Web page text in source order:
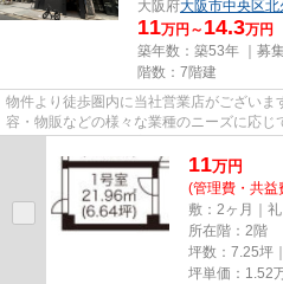
大阪府大阪市中央区北
11万円～ 14.3万円
築年数：築53年 ｜募
階数：7階建
物件より徒歩圏内に当社営業店がございま
容・物販などの様々な業種のニーズに応じ
尚、弊社ではおとり広告は一切...
11万円
(管理費・共
敷：2ヶ月｜
所在階：2階
坪数：7.25坪
坪単価： 1.52